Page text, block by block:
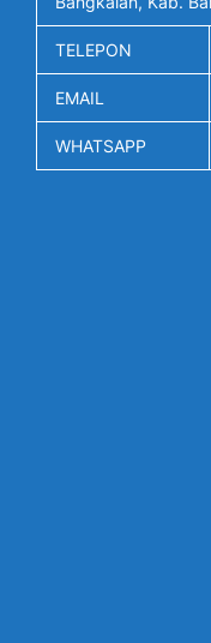
TELEPON
EMAIL
WHATSAPP